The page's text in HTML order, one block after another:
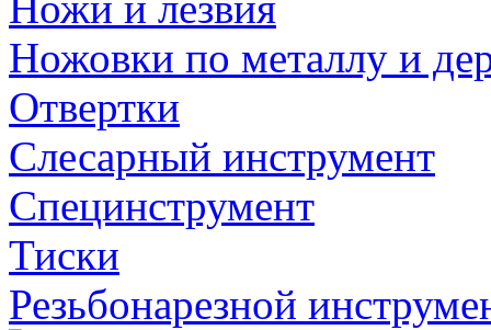
Ножовки по металлу и
Отвертки
Слесарный инструмент
Специнструмент
Тиски
Резьбонарезной